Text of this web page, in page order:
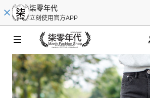
柒零年代
立刻使用官方APP